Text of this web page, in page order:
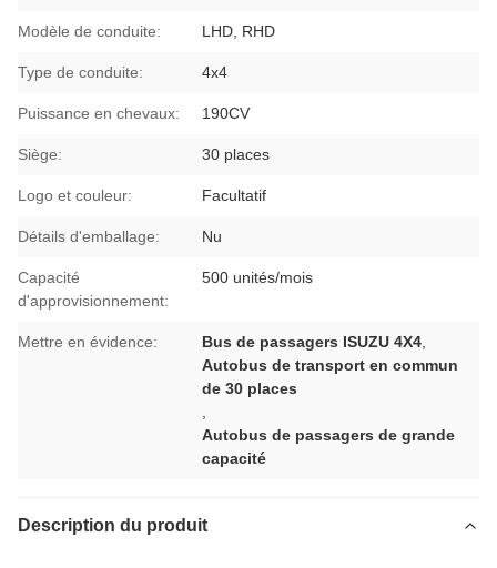
Modèle de conduite: LHD, RHD
Type de conduite: 4x4
Puissance en chevaux: 190CV
Siège: 30 places
Logo et couleur: Facultatif
Détails d'emballage: Nu
Capacité
d'approvisionnement:
500 unités/mois
Mettre en évidence: Bus de passagers ISUZU 4X4
Autobus de transport en commun
de 30 places
Autobus de passagers de grande
capacité
Description du produit